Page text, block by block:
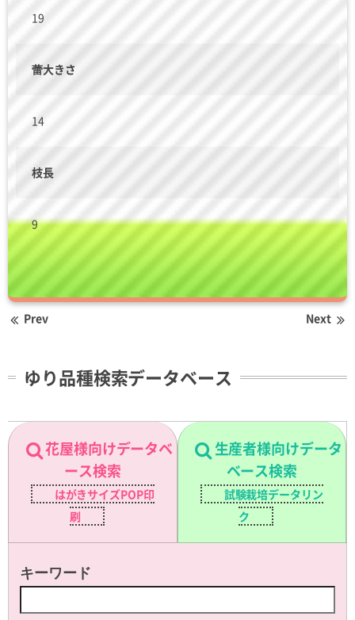
19
蕾大きさ
14
枝長
9
Prev Next
ゆり品種検索データベース
花屋様向けデータベ
ース検索
はがきサイズPOP印
刷
生産者様向けデータ
ベース検索
試験栽培データリン
ク
キーワード